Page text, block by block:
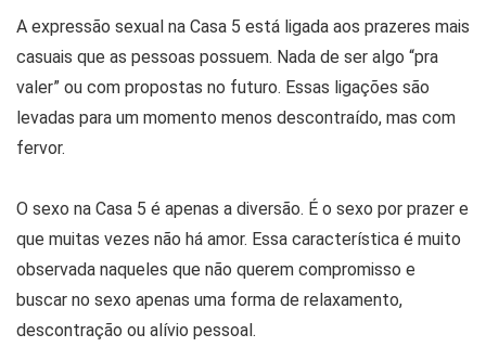
A expressão sexual na Casa 5 está ligada aos prazeres mais
casuais que as pessoas possuem. Nada de ser algo “pra
valer” ou com propostas no futuro. Essas ligações são
levadas para um momento menos descontraído, mas com
fervor.
O sexo na Casa 5 é apenas a diversão. É o sexo por prazer e
que muitas vezes não há amor. Essa característica é muito
observada naqueles que não querem compromisso e
buscar no sexo apenas uma forma de relaxamento,
descontração ou alívio pessoal.